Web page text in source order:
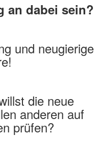
an dabei sein?
und neugierige
die neue
anderen auf
prüfen?